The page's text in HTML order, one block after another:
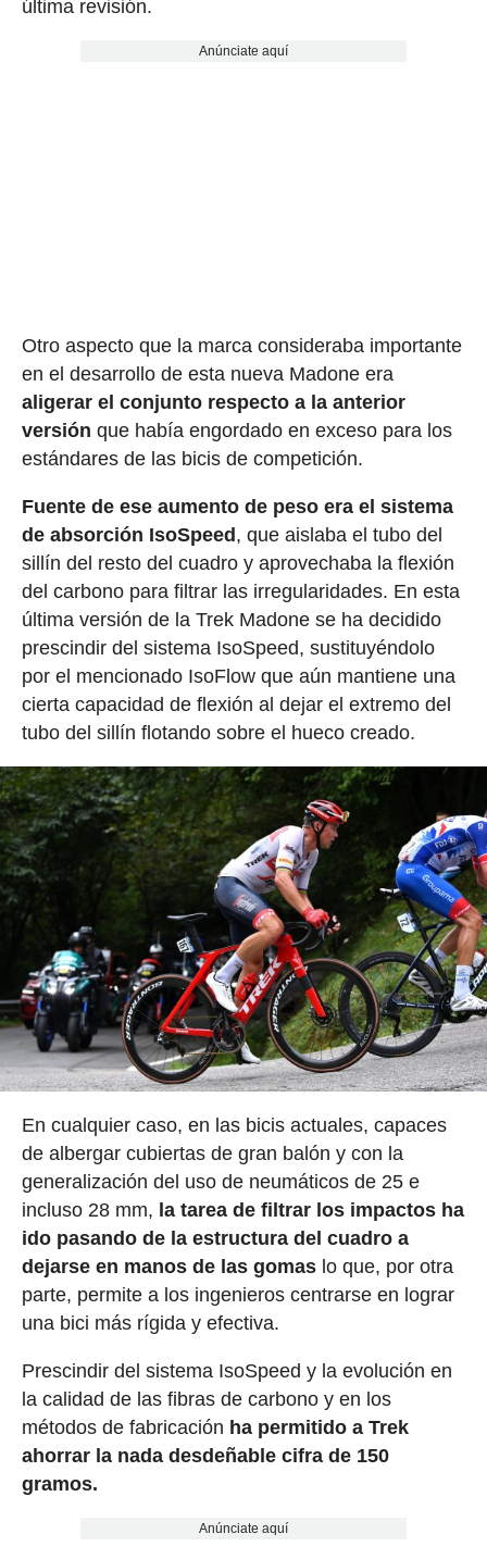
última revisión.
Anúnciate aquí
Otro aspecto que la marca consideraba importante
en el desarrollo de esta nueva Madone era
aligerar el conjunto respecto a la anterior
versión que había engordado en exceso para los
estándares de las bicis de competición.
Fuente de ese aumento de peso era el sistema
de absorción IsoSpeed, que aislaba el tubo del
sillín del resto del cuadro y aprovechaba la flexión
del carbono para filtrar las irregularidades. En esta
última versión de la Trek Madone se ha decidido
prescindir del sistema IsoSpeed, sustituyéndolo
por el mencionado IsoFlow que aún mantiene una
cierta capacidad de flexión al dejar el extremo del
tubo del sillín flotando sobre el hueco creado.
En cualquier caso, en las bicis actuales, capaces
de albergar cubiertas de gran balón y con la
generalización del uso de neumáticos de 25 e
incluso 28 mm, la tarea de filtrar los impactos ha
ido pasando de la estructura del cuadro a
dejarse en manos de las gomaslo que, por otra
parte, permite a los ingenieros centrarse en lograr
una bici más rígida y efectiva.
Prescindir del sistema IsoSpeed y la evolución en
la calidad de las fibras de carbono y en los
métodos de fabricación ha permitido a Trek
ahorrar la nada desdeñable cifra de 150
gramos.
Anúnciate aquí